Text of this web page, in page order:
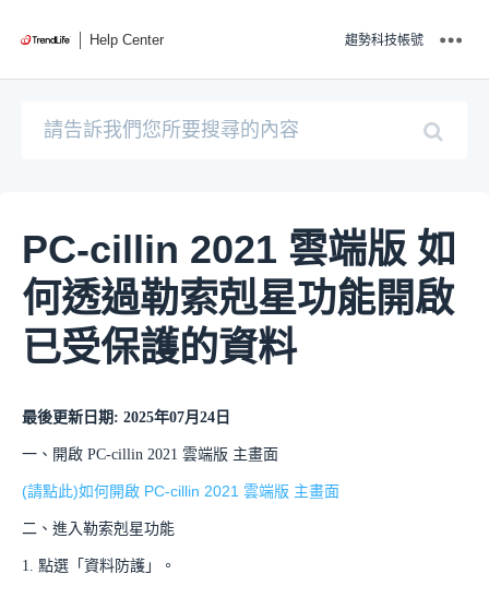
Help Center 趨勢科技帳號
PC-cillin 2021 雲端版 如
何透過勒索剋星功能開啟
已受保護的資料
最後更新日期: 2025年07月24日
一、開啟 PC-cillin 2021 雲端版 主畫面
(請點此)如何開啟 PC-cillin 2021 雲端版 主畫面
二、進入勒索剋星功能
1. 點選「資料防護」。